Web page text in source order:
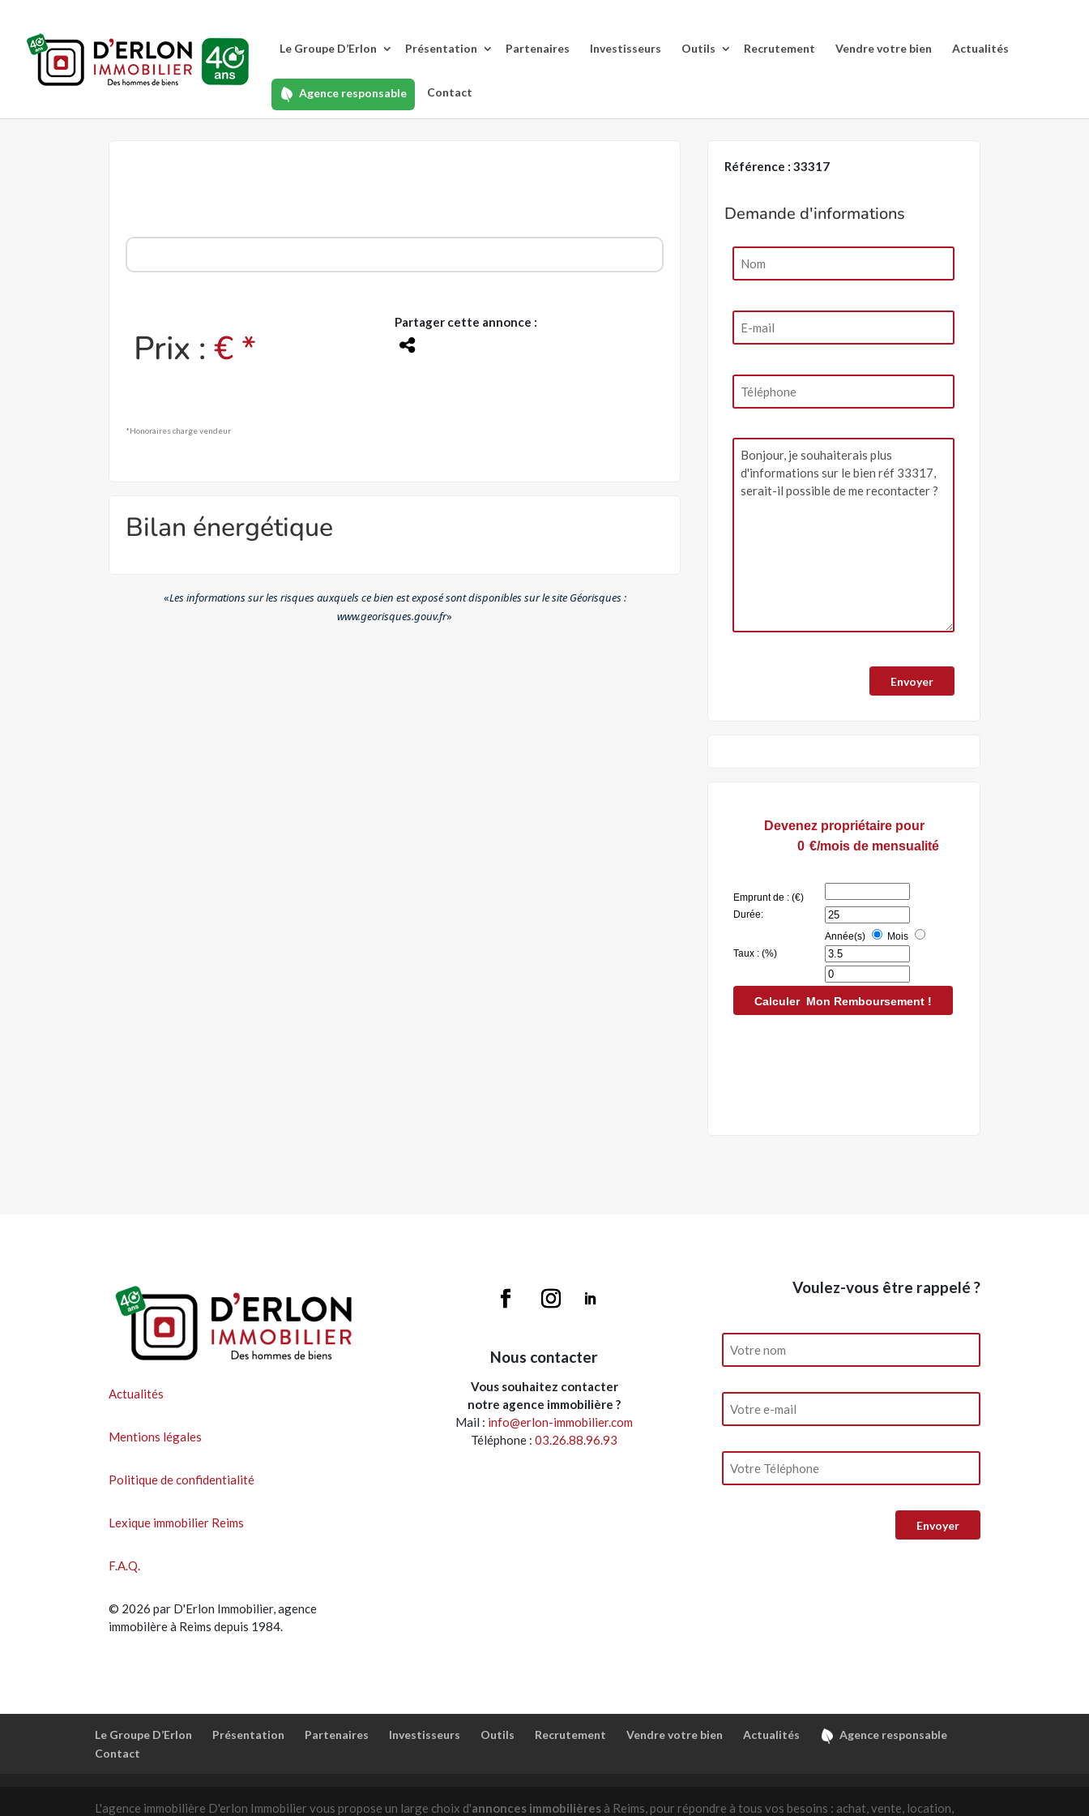
Le Groupe D’Erlon Présentation Partenaires Investisseurs Outils Recrutement Vendre votre bien Actualités
Agence responsable Contact
Prix :€ *
*Honoraires charge vendeur
Partager cette annonce :
Bilan énergétique
«Les informations sur les risques auxquels ce bien est exposé sont disponibles sur le site Géorisques :
www.georisques.gouv.fr»
Référence : 33317
Demande d'informations
Actualités
Mentions légales
Politique de confidentialité
Lexique immobilier Reims
F.A.Q.
© 2026 par D'Erlon Immobilier, agence
immobilère à Reims depuis 1984.
Nous contacter
Vous souhaitez contacter
notre agence immobilière ?
Mail : info@erlon-immobilier.com
Téléphone :03.26.88.96.93
Voulez-vous être rappelé ?
Le Groupe D’Erlon Présentation Partenaires Investisseurs Outils Recrutement Vendre votre bien Actualités
Agence responsable
Contact
L'agence immobilière D'erlon Immobilier vous propose un large choix d'annonces immobilières à Reims, pour répondre à tous vos besoins : achat, vente, location,